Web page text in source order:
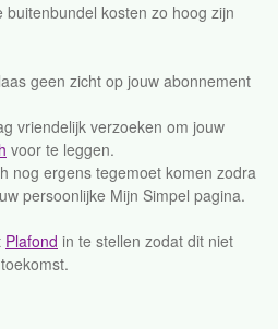
kosten zo hoog zijn
geen zicht op jouw abonnement
vriendelijk verzoeken om jouw
voor te leggen.
nog ergens tegemoet komen zodra
persoonlijke Mijn Simpel pagina.
Plafond in te stellen zodat dit niet